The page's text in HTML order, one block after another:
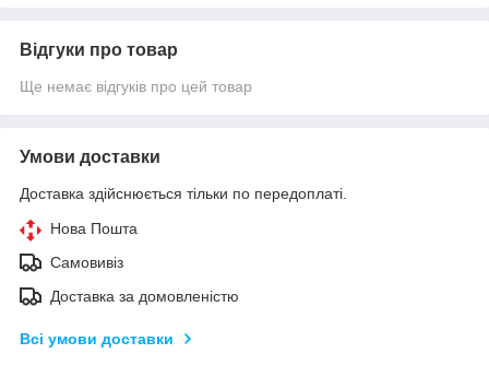
Відгуки про товар
Ще немає відгуків про цей товар
Умови доставки
Доставка здійснюється тільки по передоплаті.
Нова Пошта
Самовивіз
Доставка за домовленістю
Всі умови доставки